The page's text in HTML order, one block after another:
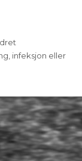
infeksjon eller